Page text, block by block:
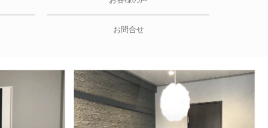
お問合せ